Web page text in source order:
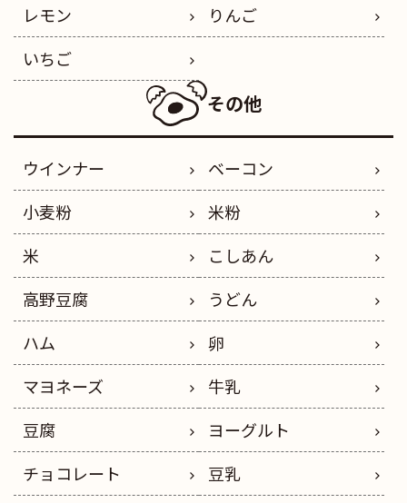
レモン
りんご
いちご
その他
ウインナー
ベーコン
小麦粉
米粉
米
こしあん
高野豆腐
うどん
ハム
卵
マヨネーズ
牛乳
豆腐
ヨーグルト
チョコレート
豆乳